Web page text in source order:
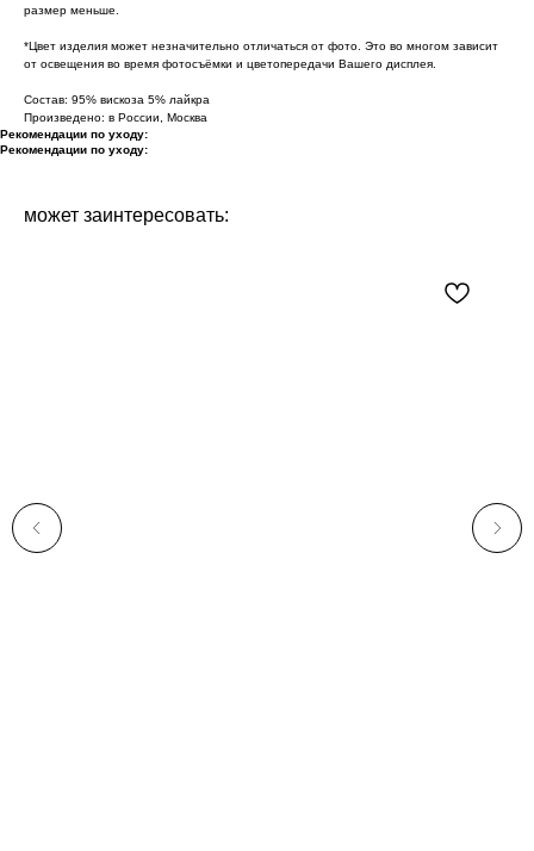
размер меньше.
*Цвет изделия может незначительно отличаться от фото. Это во многом зависит
от освещения во время фотосъёмки и цветопередачи Вашего дисплея.
Состав: 95% вискоза 5% лайкра
Произведено: в России, Москва
Рекомендации по уходу:
Рекомендации по уходу:
может заинтересовать: